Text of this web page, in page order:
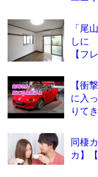
「尾
しに
【フ
【衝
に入
りて
同棲
カ】